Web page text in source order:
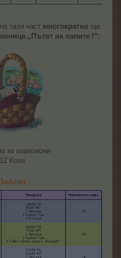
тази част многократно ще
„Пътят на лапите I“:
за шампиони
12 Кози